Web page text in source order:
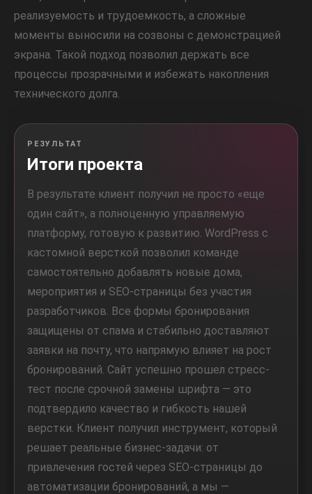
реализуемость и трудоемкость, а сложные
моменты выносили на созвоны с демонстрацией
экрана. Такой подход позволил держать все
процессы прозрачными и избежать накопления
технического долга.
РЕЗУЛЬТАТ
Итоги проекта
В результате клиент получил не просто «еще
один сайт», а полноценную управляемую
платформу, готовую к развитию. WordPress с
кастомной версткой позволил команде
самостоятельно добавлять новые дома,
мероприятия и SEO-страницы без участия
разработчиков. Все формы бронирования
защищены от спама и стабильно доставляют
заявки на почту, что напрямую влияет на рост
бронирований. Сайт успешно прошел стресс-
тест после срочной замены шрифта — это
подтвердило качество и гибкость нашей
верстки. Клиент получил инструмент, который
решает реальные бизнес-задачи: от
привлечения гостей через SEO-страницы до
автоматизации бронирований, а мы —